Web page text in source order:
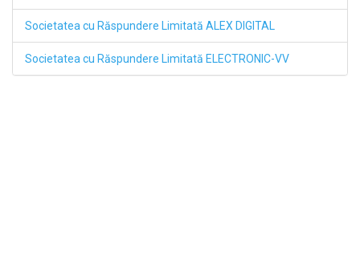
Societatea cu Răspundere Limitată ALEX DIGITAL
Societatea cu Răspundere Limitată ELECTRONIC-VV